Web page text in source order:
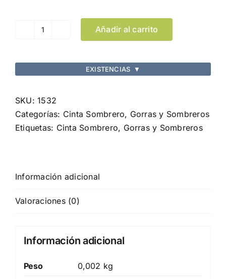
Cinta
Hicoband
cantidad
Añadir al carrito
EXISTENCIAS ▼
SKU:1532
Categorías: Cinta Sombrero, Gorras y Sombreros
Etiquetas: Cinta Sombrero, Gorras y Sombreros
Información adicional
Valoraciones (0)
Información adicional
Peso
0,002 kg